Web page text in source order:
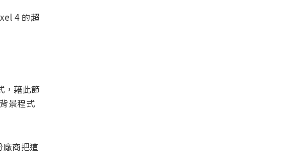
4 的超
，藉此節
景程式
廠商把這